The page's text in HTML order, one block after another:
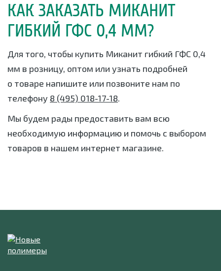
КАК ЗАКАЗАТЬ МИКАНИТ
ГИБКИЙ ГФС 0,4 ММ?
Для того, чтобы купить Миканит гибкий ГФС 0,4
мм в розницу, оптом или узнать подробней
о товаре напишите или позвоните нам по
телефону 8 (495) 018-17-18.
Мы будем рады предоставить вам всю
необходимую информацию и помочь с выбором
товаров в нашем интернет магазине.